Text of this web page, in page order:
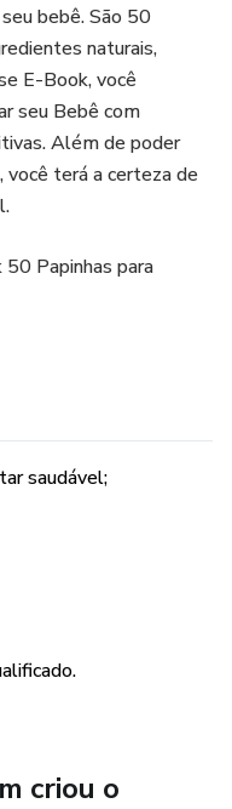
bebê. São 50
naturais,
E-Book, você
seu Bebê com
Além de poder
você terá a certeza de
Papinhas para
saudável;
criou o